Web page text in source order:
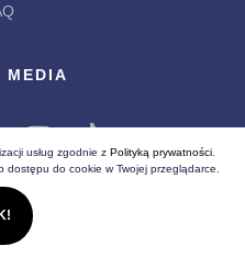
MEDIA
usług zgodnie z Polityką prywatności.
dostępu do cookie w Twojej przeglądarce.